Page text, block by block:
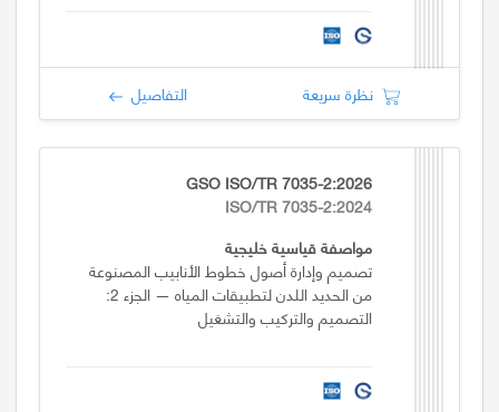
نظرة سريعة التفاصيل
GSO ISO/TR 7035-2:2026
ISO/TR 7035-2:2024
مواصفة قياسية خليجية
تصميم وإدارة أصول خطوط الأنابيب المصنوعة
من الحديد اللدن لتطبيقات المياه — الجزء 2:
التصميم والتركيب والتشغيل